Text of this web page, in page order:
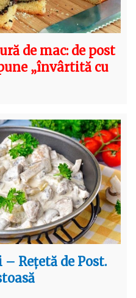
de mac: de post
„învârtită cu
Rețetă de Post.